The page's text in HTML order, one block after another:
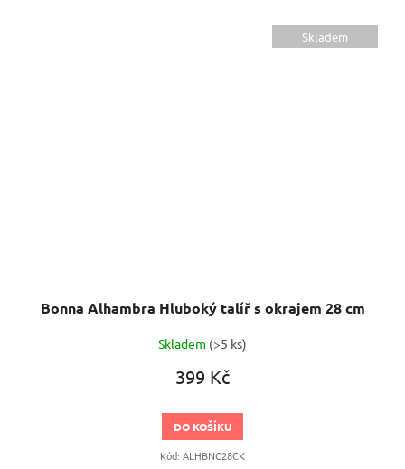
Skladem
Bonna Alhambra Hluboký talíř s okrajem 28 cm
Skladem (>5 ks)
399 Kč
DO KOŠÍKU
Kód: ALHBNC28CK